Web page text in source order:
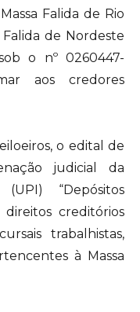
Falida de Rio
Falida de Nordeste
o nº 0260447-
aos credores
o edital de
judicial da
“Depósitos
direitos creditórios
trabalhistas,
à Massa